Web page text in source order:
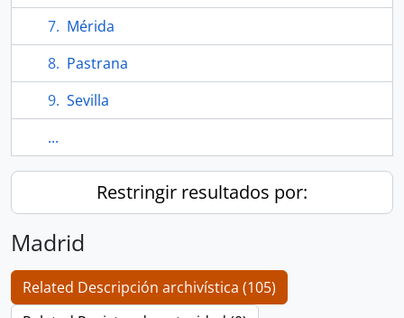
Mérida
Pastrana
Sevilla
...
Restringir resultados por:
Madrid
Related Descripción archivística (105)